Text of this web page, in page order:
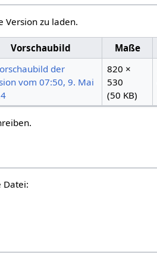
Version zu laden.
Vorschaubild Maße
820 ×
530
(50 KB)
Datei: